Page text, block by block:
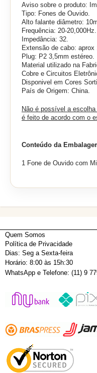
Aviso sobre o produto:
Tipo: Fones de Ouvido.
Alto falante diâmetro:
Frequência: 20-20,000Hz.
Impedância: 32.
Extensão de cabo: aprox
Plug: P2 3,5mm estéreo.
Material utilizado na
Cobre e Circuitos
Disponivel em Cores
País de Origem: China.
Não é possível a
é feito de acordo com o
Conteúdo da
1 Fone de Ouvido com
Quem Somos
Política de Privacidade
Dias: Seg a Sexta-feira
Horário: 8:00 às 15h:30
WhatsApp e Telefone: (11) 9